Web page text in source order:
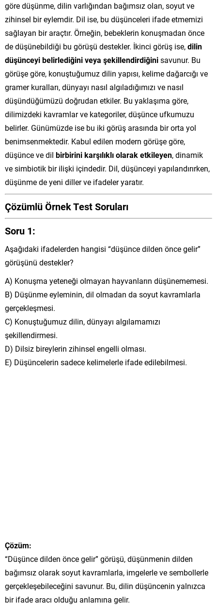
göre düşünme, dilin varlığından bağımsız olan, soyut ve
zihinsel bir eylemdir. Dil ise, bu düşünceleri ifade etmemizi
sağlayan bir araçtır. Örneğin, bebeklerin konuşmadan önce
de düşünebildiği bu görüşü destekler. İkinci görüş ise,dilin
düşünceyi belirlediğini veya şekillendirdiğinisavunur. Bu
görüşe göre, konuştuğumuz dilin yapısı, kelime dağarcığı ve
gramer kuralları, dünyayı nasıl algıladığımızı ve nasıl
düşündüğümüzü doğrudan etkiler. Bu yaklaşıma göre,
dilimizdeki kavramlar ve kategoriler, düşünce ufkumuzu
belirler. Günümüzde ise bu iki görüş arasında bir orta yol
benimsenmektedir. Kabul edilen modern görüşe göre,
düşünce ve dil birbirini karşılıklı olarak etkileyen, dinamik
ve simbiotik bir ilişki içindedir. Dil, düşünceyi yapılandırırken,
düşünme de yeni diller ve ifadeler yaratır.
Çözümlü Örnek Test Soruları
Soru 1:
Aşağıdaki ifadelerden hangisi “düşünce dilden önce gelir”
görüşünü destekler?
A) Konuşma yeteneği olmayan hayvanların düşünememesi.
B) Düşünme eyleminin, dil olmadan da soyut kavramlarla
gerçekleşmesi.
C) Konuştuğumuz dilin, dünyayı algılamamızı
şekillendirmesi.
D) Dilsiz bireylerin zihinsel engelli olması.
E) Düşüncelerin sadece kelimelerle ifade edilebilmesi.
Çözüm:
“Düşünce dilden önce gelir” görüşü, düşünmenin dilden
bağımsız olarak soyut kavramlarla, imgelerle ve sembollerle
gerçekleşebileceğini savunur. Bu, dilin düşüncenin yalnızca
bir ifade aracı olduğu anlamına gelir.